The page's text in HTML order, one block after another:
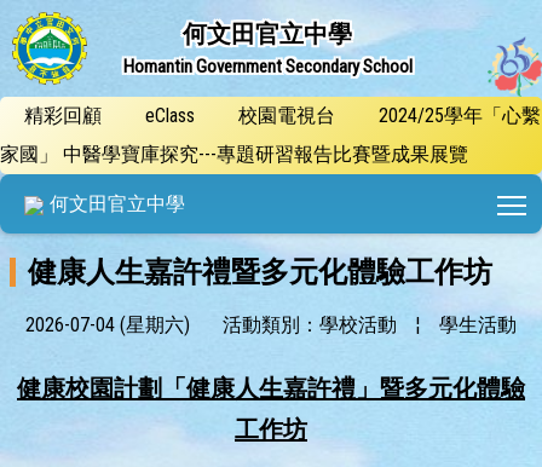
何文田官立中學
Homantin Government Secondary School
精彩回顧 eClass 校園電視台
2024/25學年「心繫
家國」 中醫學寶庫探究---專題研習報告比賽暨成果展覽
何文田官立中學
健康人生嘉許禮暨多元化體驗工作坊
2026-07-04 (星期六) 活動類別：學校活動 ¦ 學生活動
健康校園計劃 「健康人生嘉許禮」 暨多元化體驗
工作坊